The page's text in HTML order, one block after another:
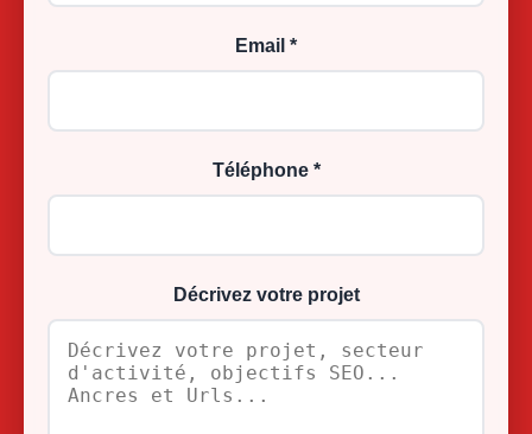
Email *
Téléphone *
Décrivez votre projet